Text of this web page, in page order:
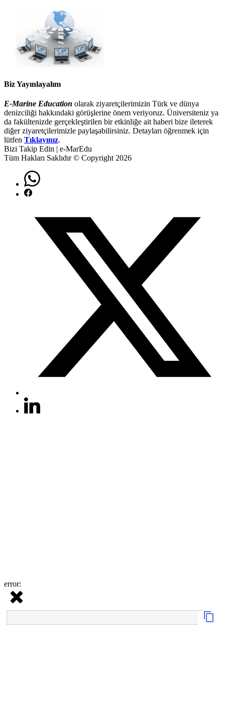
Biz Yayınlayalım
E-Marine Education olarak ziyaretçilerimizin Türk ve dünya
denizciliği hakkındaki görüşlerine önem veriyoruz. Üniversiteniz ya
da fakültenizde gerçekleştirilen bir etkinliğe ait haberi bize ileterek
diğer ziyaretçilerimizle paylaşabilirsiniz. Detayları öğrenmek için
lütfen Tıklayınız.
Bizi Takip Edin | e-MarEdu
Tüm Hakları Saklıdır © Copyright 2026
error: